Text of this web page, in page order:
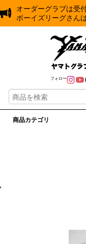
オーダーグラブは受
ボーイズリーグさん
フォロー
商品カテゴリ